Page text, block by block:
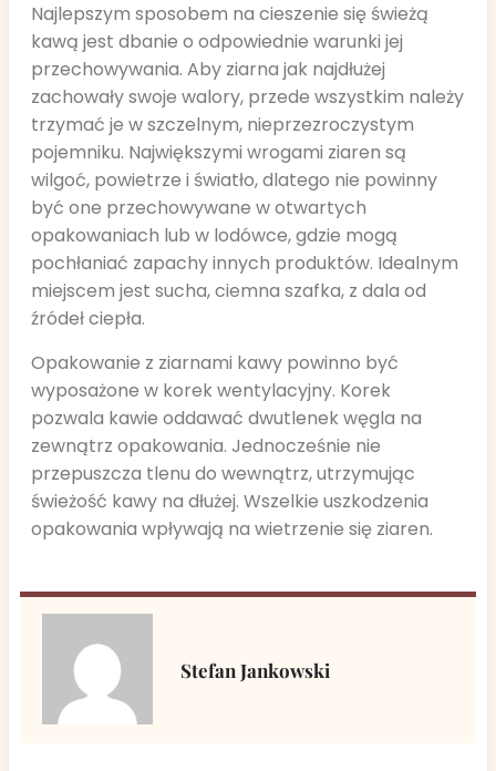
Najlepszym sposobem na cieszenie się świeżą
kawą jest dbanie o odpowiednie warunki jej
przechowywania. Aby ziarna jak najdłużej
zachowały swoje walory, przede wszystkim należy
trzymać je w szczelnym, nieprzezroczystym
pojemniku. Największymi wrogami ziaren są
wilgoć, powietrze i światło, dlatego nie powinny
być one przechowywane w otwartych
opakowaniach lub w lodówce, gdzie mogą
pochłaniać zapachy innych produktów. Idealnym
miejscem jest sucha, ciemna szafka, z dala od
źródeł ciepła.
Opakowanie z ziarnami kawy powinno być
wyposażone w korek wentylacyjny. Korek
pozwala kawie oddawać dwutlenek węgla na
zewnątrz opakowania. Jednocześnie nie
przepuszcza tlenu do wewnątrz, utrzymując
świeżość kawy na dłużej. Wszelkie uszkodzenia
opakowania wpływają na wietrzenie się ziaren.
Stefan Jankowski